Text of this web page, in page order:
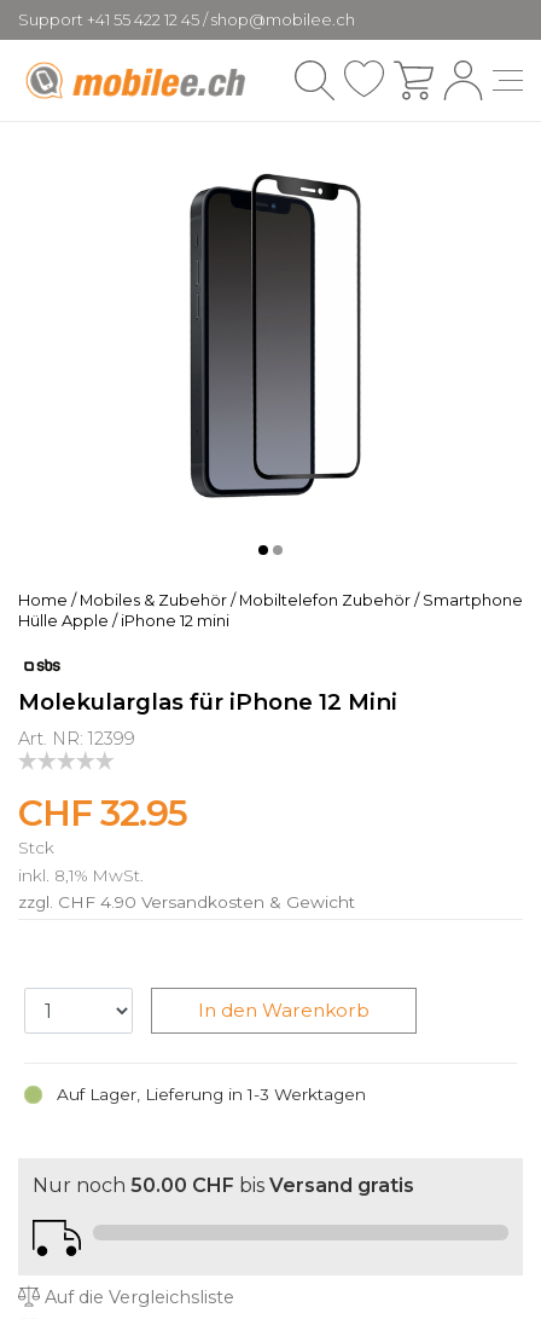
Support +41 55 422 12 45 / shop@mobilee.ch
Home / Mobiles & Zubehör / Mobiltelefon Zubehör / Smartphone
Hülle Apple / iPhone 12 mini
Molekularglas für iPhone 12 Mini
Art. NR: 12399
CHF 32.95
Stck
inkl. 8,1% MwSt.
zzgl. CHF 4.90 Versandkosten & Gewicht
Auf Lager, Lieferung in 1-3 Werktagen
In den Warenkorb
Nur noch 50.00 CHF bis Versand gratis
Auf die Vergleichsliste